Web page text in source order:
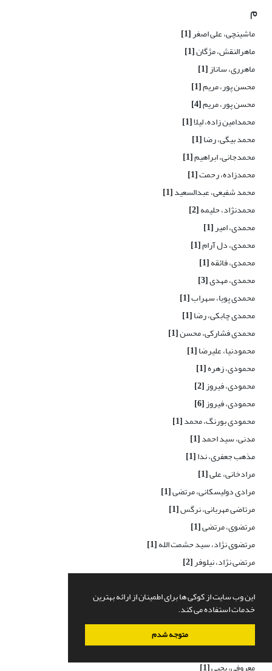
این وب سایت از کوکی ها برای اطمینان از ارائه بهترین
خدمات استفاده می کند.
متوجه شدم
م
ماشینچی، علی اصغر[1]
ماهرالنقش، مژگان[1]
ماهرری، ساناز[1]
محسن پور، مریم[1]
محسن پور، مریم[4]
محمدامین زاده، لیلا[1]
محمد بیگی، رضا[1]
محمدجانی، ابراهیم[1]
محمدزاده، رحمت[1]
محمد شفیعی، عبدالسعید[1]
محمدنژاد، حلیمه[2]
محمدی، امیر[1]
محمدی، دل آرام[1]
محمدی، فائقه[1]
محمدی، مهدی[3]
محمدی پویا، سهراب[1]
محمدی چابکی، رضا[1]
محمدی فشارکی، محسن[1]
محمودنیا، علیرضا[1]
محمودی، زهره[1]
محمودی، فیروز[2]
محمودی، فیروز[6]
محمودی بورنگ، محمد[1]
مدنی، سید احمد[1]
مذهب جعفری، ندا[1]
مرادخانی، علی[1]
مرادی دولیسکانی، مرتضی[1]
مرتاضی مهربانی، نرگس[1]
مرتضوی، مرتضی[1]
مرتضوی نژاد، سید حشمت الله[1]
مرتضی نژاد، نیلوفر[2]
مزیدی، محمد[1]
مسعود، محمد[1]
معتمدی محمدآبادی، مرضیه[1]